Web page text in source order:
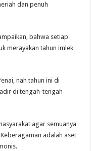
dan penuh
bahwa setiap
merayakan tahun imlek
nah tahun ini di
di tengah-tengah
agar semuanya
adalah aset